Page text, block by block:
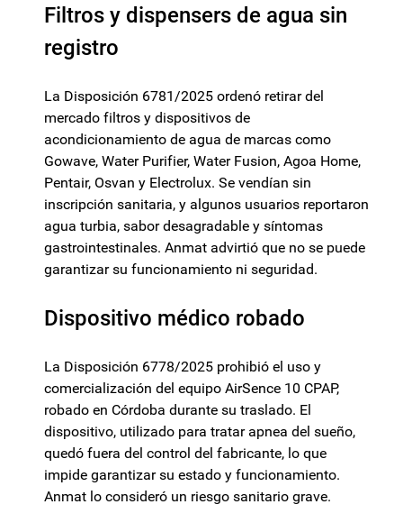
Filtros y dispensers de agua sin
registro
La Disposición 6781/2025 ordenó retirar del
mercado filtros y dispositivos de
acondicionamiento de agua de marcas como
Gowave, Water Purifier, Water Fusion, Agoa Home,
Pentair, Osvan y Electrolux. Se vendían sin
inscripción sanitaria, y algunos usuarios reportaron
agua turbia, sabor desagradable y síntomas
gastrointestinales. Anmat advirtió que no se puede
garantizar su funcionamiento ni seguridad.
Dispositivo médico robado
La Disposición 6778/2025 prohibió el uso y
comercialización del equipo AirSence 10 CPAP,
robado en Córdoba durante su traslado. El
dispositivo, utilizado para tratar apnea del sueño,
quedó fuera del control del fabricante, lo que
impide garantizar su estado y funcionamiento.
Anmat lo consideró un riesgo sanitario grave.